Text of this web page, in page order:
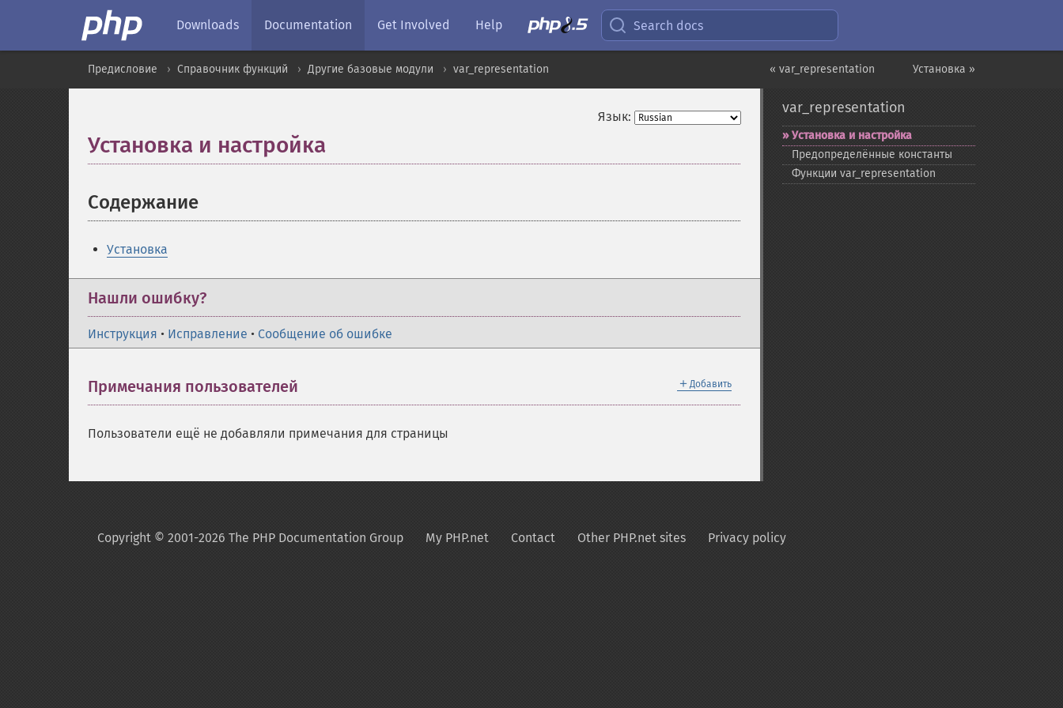
Downloads Documentation Get Involved Help Search docs
Установка »
« var_representation
Предисловие Справочник функций Другие базовые модули var_representation
Язык:
Установка и настройка
Содержание
Установка
Нашли ошибку?
Инструкция • Исправление • Сообщение об ошибке
＋ Добавить
Примечания пользователей
Пользователи ещё не добавляли примечания для страницы
var_representation
Установка и настройка
Предопределённые константы
Функции var_​representation
Copyright © 2001-2026 The PHP Documentation Group My PHP.net Contact Other PHP.net sites Privacy policy